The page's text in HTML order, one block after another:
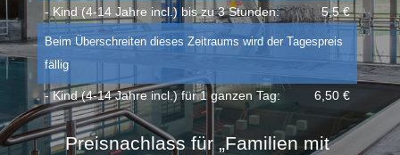
- Kind (4-14 Jahre incl.) bis zu 3 Stunden:
5,5 €
Beim Überschreiten dieses Zeitraums wird der Tagespreis
fällig
- Kind (4-14 Jahre incl.) für 1 ganzen Tag: 6,50 €
Preisnachlass für „Familien mit